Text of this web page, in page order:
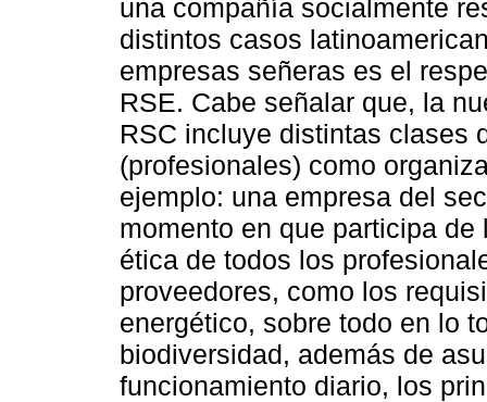
una compañía socialmente
distintos casos
empresas señeras es el
RSE. Cabe señalar que, la
RSC incluye distintas clases
(profesionales) como
ejemplo: una empresa del
momento en que participa
ética de todos los
proveedores, como los
energético, sobre todo en lo
biodiversidad, además de
funcionamiento diario, los